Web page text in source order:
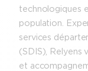
technologiques
population.
services
(SDIS), Relyens
et